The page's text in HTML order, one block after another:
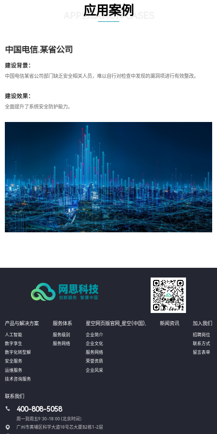
应用案例
APPLICATION CASES
中国电信.某省公司
建设背景：
中国电信某省公司部门缺乏安全相关人员，难以自行对检查中发现的漏洞项进行有效整改。
建设效果：
全面提升了系统安全防护能力。
产品与解决方案
人工智能
数字孪生
数字化转型解
安全服务
运维服务
技术咨询服务
服务体系
服务级别
服务网络
星空网页版官网_星空(中国),
企业简介
企业文化
服务网络
荣誉资质
企业风采
新闻资讯 加入我们
招聘岗位
联系方式
留言表单
联系我们
400-808-5058
周一到周五9:30-18:00 (北京时间）
广州市黄埔区科学大道18号芯大厦B2栋1-2层